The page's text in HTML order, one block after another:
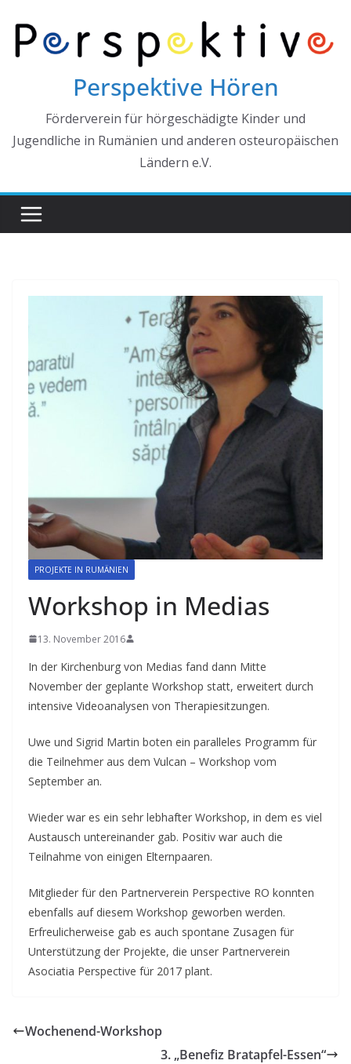
Inhalt
springen
Perspektive Hören
Förderverein für hörgeschädigte Kinder und
Jugendliche in Rumänien und anderen osteuropäischen
Ländern e.V.
PROJEKTE IN RUMÄNIEN
Workshop in Medias
13. November 2016
In der Kirchenburg von Medias fand dann Mitte
November der geplante Workshop statt, erweitert durch
intensive Videoanalysen von Therapiesitzungen.
Uwe und Sigrid Martin boten ein paralleles Programm für
die Teilnehmer aus dem Vulcan – Workshop vom
September an.
Wieder war es ein sehr lebhafter Workshop, in dem es viel
Austausch untereinander gab. Positiv war auch die
Teilnahme von einigen Elternpaaren.
Mitglieder für den Partnerverein Perspective RO konnten
ebenfalls auf diesem Workshop geworben werden.
Erfreulicherweise gab es auch spontane Zusagen für
Unterstützung der Projekte, die unser Partnerverein
Asociatia Perspective für 2017 plant.
Wochenend-Workshop
3. „Benefiz Bratapfel-Essen“